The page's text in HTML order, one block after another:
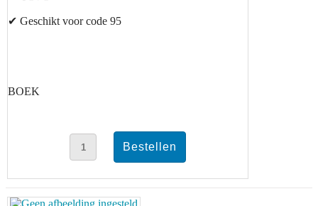
✔ Geschikt voor code 95
BOEK